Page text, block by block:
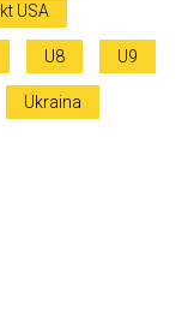
USA
U8 U9
Ukraina